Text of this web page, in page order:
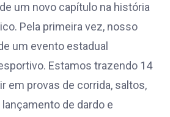
um novo capítulo na história
Pela primeira vez, nosso
um evento estadual
Estamos trazendo 14
em provas de corrida, saltos,
de dardo e